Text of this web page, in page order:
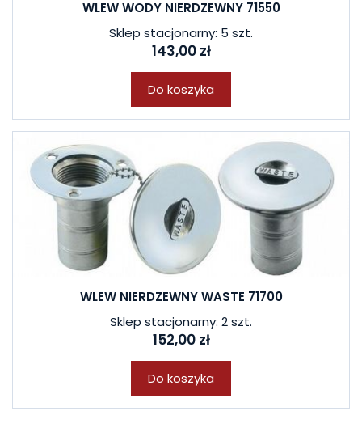
WLEW WODY NIERDZEWNY 71550
Sklep stacjonarny: 5 szt.
143,00 zł
Do koszyka
WLEW NIERDZEWNY WASTE 71700
Sklep stacjonarny: 2 szt.
152,00 zł
Do koszyka